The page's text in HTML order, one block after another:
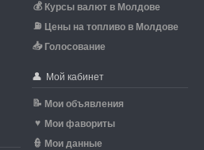
💰 Курсы валют в Молдове
⛽ Цены на топливо в Молдове
📥 Голосование
👤 Мой кабинет
📝 Мои объявления
♥ Мои фавориты
👮 Мои данные